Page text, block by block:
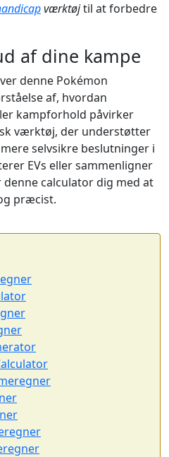
værktøjtil at forbedre
af dine kampe
denne Pokémon
af, hvordan
kampforhold påvirker
værktøj, der understøtter
selvsikre beslutninger i
EVs eller sammenligner
calculator dig med at
præcist.